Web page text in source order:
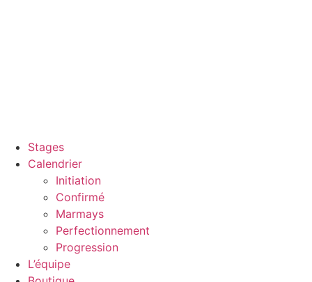
Stages
Calendrier
Initiation
Confirmé
Marmays
Perfectionnement
Progression
L’équipe